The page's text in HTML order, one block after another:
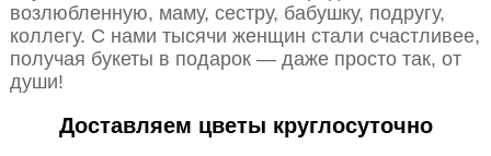
возлюбленную, маму, сестру, бабушку, подругу,
коллегу. С нами тысячи женщин стали счастливее,
получая букеты в подарок — даже просто так, от
души!
Доставляем цветы круглосуточно